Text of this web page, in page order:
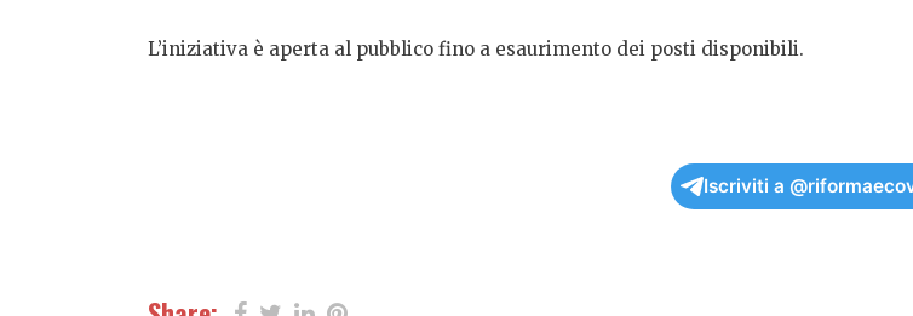
L’iniziativa è aperta al pubblico fino a esaurimento dei posti disponibili.
Iscriviti a